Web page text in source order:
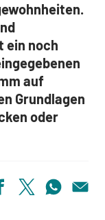
ein noch
auf
Grundlagen
oder